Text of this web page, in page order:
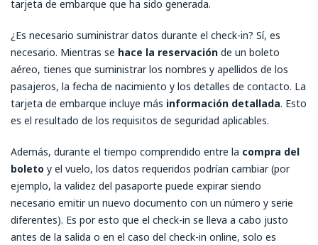
tarjeta de embarque que ha sido generada.
¿Es necesario suministrar datos durante el check-in? Sí, es
necesario. Mientras se hace la reservación de un boleto
aéreo, tienes que suministrar los nombres y apellidos de los
pasajeros, la fecha de nacimiento y los detalles de contacto. La
tarjeta de embarque incluye más información detallada. Esto
es el resultado de los requisitos de seguridad aplicables.
Además, durante el tiempo comprendido entre la compra del
boleto y el vuelo, los datos requeridos podrían cambiar (por
ejemplo, la validez del pasaporte puede expirar siendo
necesario emitir un nuevo documento con un número y serie
diferentes). Es por esto que el check-in se lleva a cabo justo
antes de la salida o en el caso del check-in online, solo es